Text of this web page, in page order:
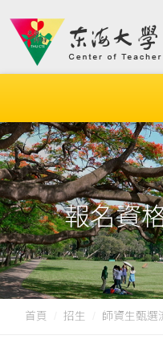
報名資
首頁 招生 師資生甄選